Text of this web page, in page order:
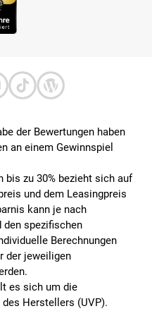
der Bewertungen haben
an einem Gewinnspiel
bis zu 30% bezieht sich auf
und dem Leasingpreis
kann je nach
den spezifischen
Berechnungen
der jeweiligen
es sich um die
Herstellers (UVP).